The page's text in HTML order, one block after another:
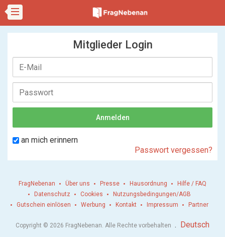
Mitglieder Login
an mich erinnern
Passwort vergessen?
FragNebenan Über uns Presse Hausordnung
Hilfe / FAQ
Datenschutz
Cookies
Nutzungsbedingungen/AGB
Gutschein einlösen
Werbung Kontakt Impressum Partner
Copyright © 2026 FragNebenan. Alle Rechte vorbehalten . Deutsch